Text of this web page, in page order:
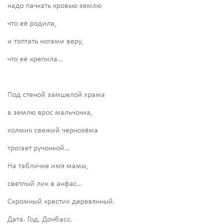
надо пачкать кровью землю
что её родила,
и топтать ногами веру,
что её крепила…
Под стеной замшелой храма
в землю врос мальчонка,
холмик свежий чернозёма
трогает ручонкой…
На табличке имя мамы,
светлый лик в анфас…
Скромный крестик деревянный.
Дата. Год. Донбасс.